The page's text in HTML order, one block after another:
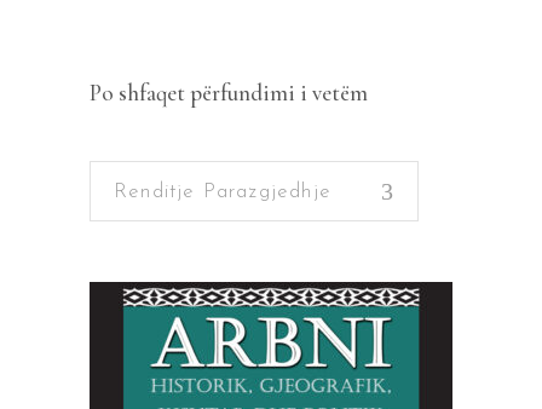
Po shfaqet përfundimi i vetëm
Renditje Parazgjedhje